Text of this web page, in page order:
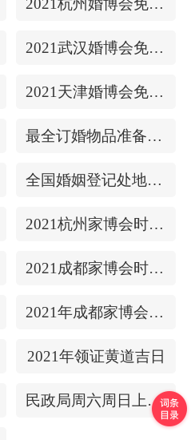
2021杭州婚博会免费门票
2021武汉婚博会免费门票
2021天津婚博会免费门票
最全订婚物品准备清单
全国婚姻登记处地址/上下时间
2021杭州家博会时间表
2021成都家博会时间表
2021年成都家博会门票
2021年领证黄道吉日
民政局周六周日上班吗